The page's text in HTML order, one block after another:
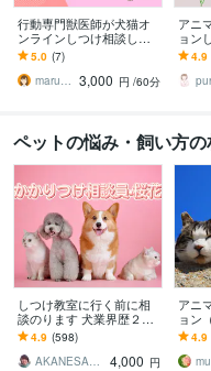
行動専門獣医師が犬猫オ
ンラインしつけ相談しま
す 顔出しなしOK│犬猫の
しつけから問題行動まで
相談できます
5.0 (7)
maru★siba 行動専門獣医師 3,000 円 /60分
アニ
ョン
持ち
ます
4.9
ペットの悩み・飼い方
しつけ教室に行く前に相
談のります 犬業界歴２８
年(^^)かかりつけ相談員で
す！
4.9 (598)
AKANESAKURABANA
4,000 円
アニ
ョン
ます
を丁
整え
4.9